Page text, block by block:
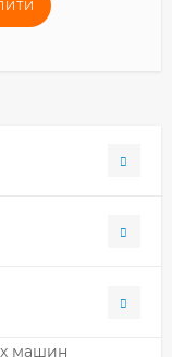
машин